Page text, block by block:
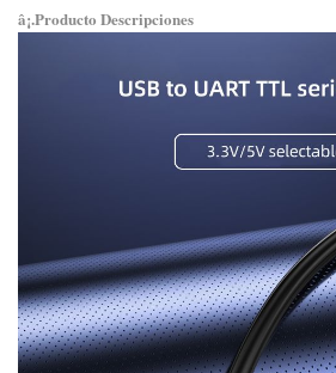
â¡.Producto Descripciones